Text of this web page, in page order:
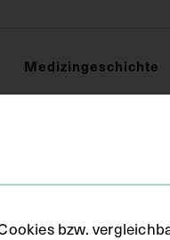
Medizingeschichte
bzw.